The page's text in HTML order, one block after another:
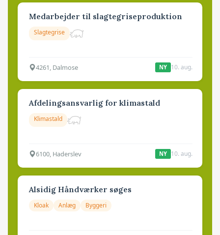
Medarbejder til slagtegriseproduktion
Slagtegrise
4261, Dalmose NY 10. aug.
Afdelingsansvarlig for klimastald
Klimastald
6100, Haderslev NY 10. aug.
Alsidig Håndværker søges
Kloak Anlæg Byggeri